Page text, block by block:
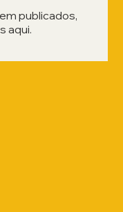
publicados,
aqui.